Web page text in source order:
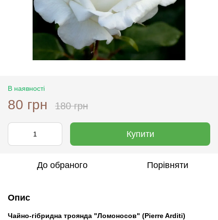
В наявності
80 грн 180 грн
Купити
До обраного Порівняти
Опис
Чайно-гібридна троянда "Ломоносов" (Pierre Arditi)